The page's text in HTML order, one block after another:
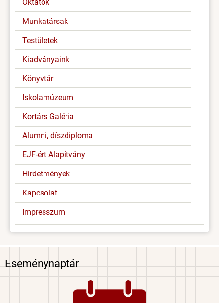
Oktatók
Munkatársak
Testületek
Kiadványaink
Könyvtár
Iskolamúzeum
Kortárs Galéria
Alumni, díszdiploma
EJF-ért Alapítvány
Hirdetmények
Kapcsolat
Impresszum
Eseménynaptár
Image